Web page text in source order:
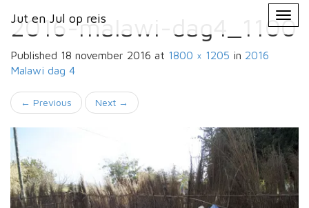
Jut en Jul op reis
Primary
Menu
Jut en Jul op reis
2016-malawi-dag4_1100
Published 18 november 2016 at 1800 × 1205 in 2016
Malawi dag 4
← Previous Next →